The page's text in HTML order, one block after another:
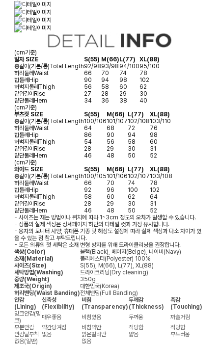
(cm기준)
일자 SIZE
S(55) M(66)L(77)
XL(88)
총길이(기본/롱)Total Length92/9893/98 94/10095/100
허리둘레Waist 66 70 74
78
힙둘레Hip 90 94 98
102
허벅지둘레Thigh 56 58 60
62
밑위길이Rise 27 28 29
30
밑단둘레Hem 34 36 38
40
(cm기준)
부츠컷 SIZE
S(55) M(66) L(77)
XL(88)
총길이(기본/롱)Total Length100/106101/107102/108103/110
허리둘레Waist 64 68 72
76
힙둘레Hip 86 90 94
98
허벅지둘레Thigh 54 56 58
60
밑위길이Rise 28 29 30
31
밑단둘레Hem 46 48 50
52
(cm기준)
와이드 SIZE
S(55) M(66) L(77)
XL(88)
총길이(기본/롱)Total Length100/105101/106102/107103/108
허리둘레Waist 66 70 74
78
힙둘레Hip 92 96 100
102
허벅지둘레Thigh 58 60 62
64
밑위길이Rise 28 29 30
31
밑단둘레Hem 46 48 50
52
- 사이즈는 재는 방법이나 위치에 따라 1~3cm 정도의 오차가 발생할 수 있습니다.
- 상품의 실제 색상은 상세페이지 하단의 디테일 컷과 가장 유사합니다.
- 용자의 모니터 사양, 휴대폰 기종 및 해상도 설정에 따라 실제 색상과 다소 차이가 있
을 수 있는 점 참고 부탁드립니다.
- 모든 의류의 첫 세탁은 소재 변형 방지를 위해 드라이클리닝을 권장합니다.
색상(Color)
블랙(Black), 베이지(Beige), 네이비(Navy)
소재(Material)
폴리에스터(Polyester) 100%
사이즈(Size)
S(55), M(66), L(77), XL(88)
세탁방법(Washing)
드라이크리닝(Dry cleaning)
중량(Weight)
350g
제조국(Origin)
대한민국(Korea)
허리밴딩(Waist Banding)전체밴딩(Full Banding)
안감
(Lining)
신축성
(Flexibility)
비침
(Transparency)
두께감
(Thickness)
촉감
(Touching)
밍크안감(밍
크)
매우좋음 비침있음 두꺼움
까슬거림
부분안감
약간당겨짐 비침약간 적당함
적당함
안감탈부착 없음 밝은칼라만 얇음
부드러움
없음(일반)
없음